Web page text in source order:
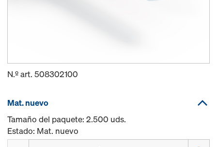
N.º art. 508302100
Mat. nuevo
Tamaño del paquete: 2.500 uds.
Estado: Mat. nuevo